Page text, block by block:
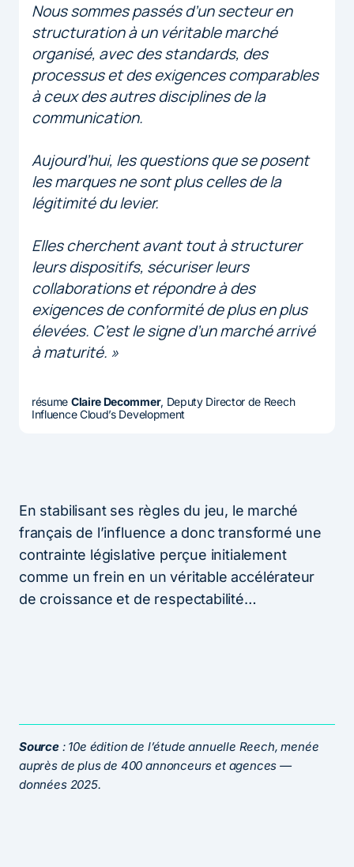
Nous sommes passés d’un secteur en
structuration à un véritable marché
organisé, avec des standards, des
processus et des exigences comparables
à ceux des autres disciplines de la
communication.
Aujourd’hui, les questions que se posent
les marques ne sont plus celles de la
légitimité du levier.
Elles cherchent avant tout à structurer
leurs dispositifs, sécuriser leurs
collaborations et répondre à des
exigences de conformité de plus en plus
élevées. C’est le signe d’un marché arrivé
à maturité. »
résume Claire Decommer, Deputy Director de Reech
Influence Cloud’s Development
En stabilisant ses règles du jeu, le marché
français de l’influence a donc transformé une
contrainte législative perçue initialement
comme un frein en un véritable accélérateur
de croissance et de respectabilité…
Source : 10e édition de l’étude annuelle Reech, menée
auprès de plus de 400 annonceurs et agences —
données 2025.